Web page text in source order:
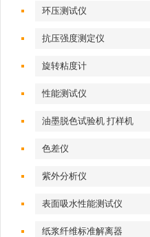
环压测试仪
抗压强度测定仪
旋转粘度计
性能测试仪
油墨脱色试验机 打样机
色差仪
紫外分析仪
表面吸水性能测试仪
纸浆纤维标准解离器